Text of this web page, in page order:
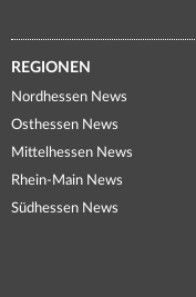
REGIONEN
Nordhessen News
Osthessen News
Mittelhessen News
Rhein-Main News
Südhessen News